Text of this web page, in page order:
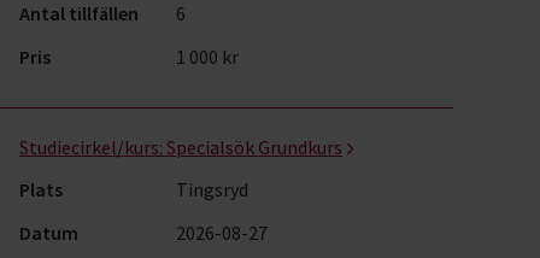
Antal tillfällen
6
Pris
1 000 kr
Studiecirkel/kurs: Specialsök Grundkurs
Plats
Tingsryd
Datum
2026-08-27